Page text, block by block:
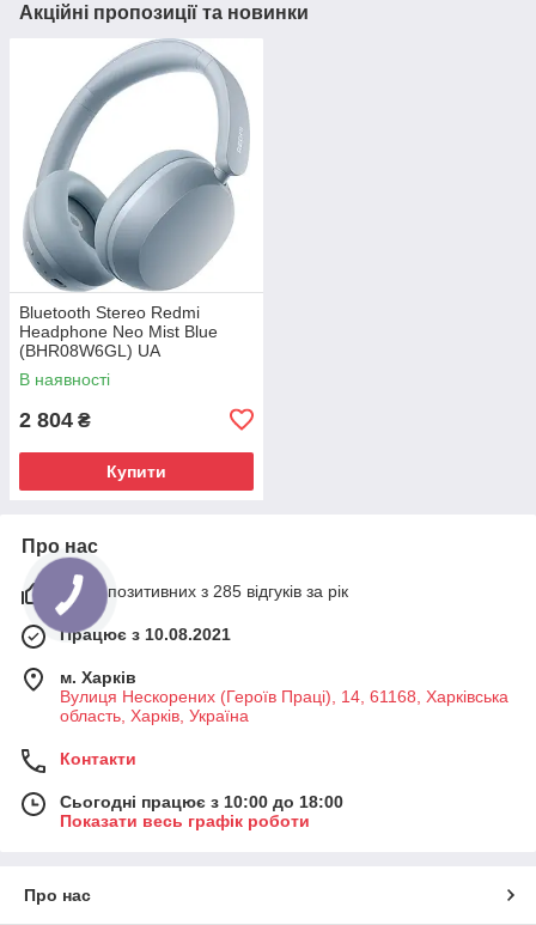
Акційні пропозиції та новинки
Bluetooth Stereo Redmi
Headphone Neo Mist Blue
(BHR08W6GL) UA
В наявності
2 804 ₴
Купити
Про нас
100% позитивних з 285 відгуків за рік
Працює з 10.08.2021
м. Харків
Вулиця Нескорених (Героїв Праці), 14, 61168, Харківська
область, Харків, Україна
Контакти
Сьогодні працює з 10:00 до 18:00
Показати весь графік роботи
Про нас